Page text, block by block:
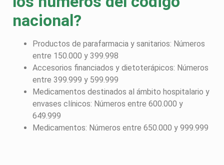
nacional?
Productos de parafarmacia y sanitarios: Números
entre 150.000 y 399.998
Accesorios financiados y dietoterápicos: Números
entre 399.999 y 599.999
Medicamentos destinados al ámbito hospitalario y
envases clínicos: Números entre 600.000 y
649.999
Medicamentos: Números entre 650.000 y 999.999